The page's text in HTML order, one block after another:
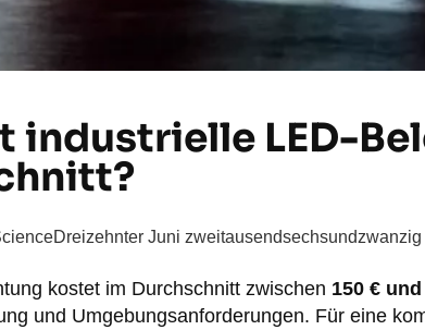
industrielle LED-
Dreizehnter Juni zweitausendsechsundzwanzig
kostet im Durchschnitt zwischen 150 €
und Umgebungsanforderungen. Für eine